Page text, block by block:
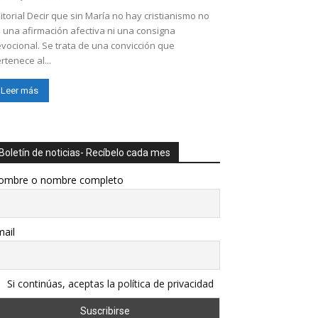
Decir que sin María no hay cristianismo no
una afirmación afectiva ni una consigna
Se trata de una convicción que
al...
Leer más
de noticias- Recíbelo cada mes
o nombre completo
Si continúas, aceptas la política de privacidad